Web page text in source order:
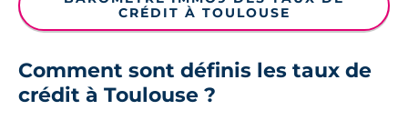
CRÉDIT À TOULOUSE
Comment sont définis les taux de
crédit à Toulouse ?